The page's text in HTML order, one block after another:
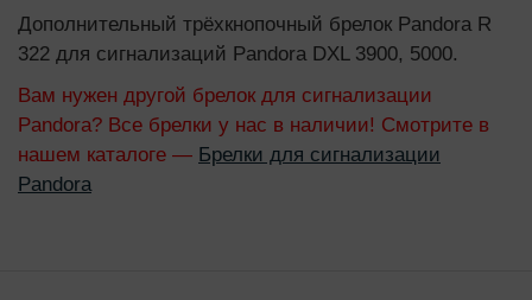
Дополнительный трёхкнопочный брелок Pandora R
322 для сигнализаций Pandora DXL 3900, 5000.
Вам нужен другой брелок для сигнализации
Pandora? Все брелки у нас в наличии! Смотрите в
нашем каталоге — Брелки для сигнализации
Pandora